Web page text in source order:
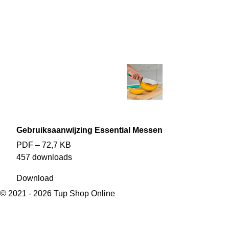
Gebruiksaanwijzing Essential Messen
PDF – 72,7 KB
457 downloads
Download
© 2021 - 2026 Tup Shop Online